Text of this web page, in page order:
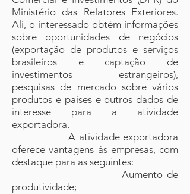
Ministério das Relatores Exteriores.
Ali, o interessado obtém informações
sobre oportunidades de negócios
(exportação de produtos e serviços
brasileiros e captação de
investimentos estrangeiros),
pesquisas de mercado sobre vários
produtos e países e outros dados de
interesse para a atividade
exportadora.
A atividade exportadora
oferece vantagens às empresas, com
destaque para as seguintes:
- Aumento de
produtividade;